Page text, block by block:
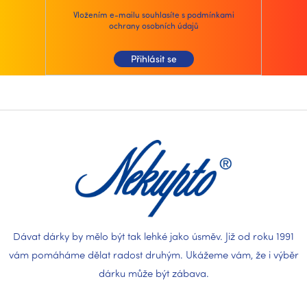
i
s
Vložením e-mailu souhlasíte spodmínkami
ochrany osobních údajů
Přihlásit se
Z
p
Dávat dárky by mělo být tak lehké jako úsměv. Již od roku 1991
vám pomáháme dělat radost druhým. Ukážeme vám, že i výběr
dárku může být zábava.